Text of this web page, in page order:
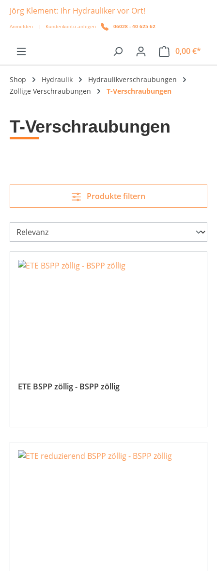
springen
Jörg Klement: Ihr Hydrauliker vor Ort!
Anmelden | Kundenkonto anlegen 06028 - 40 625 62
0,00 €*
Shop Hydraulik
Hydraulikverschraubungen
Zöllige Verschraubungen
T-Verschraubungen
T-Verschraubungen
Produkte filtern
ETE BSPP zöllig - BSPP zöllig